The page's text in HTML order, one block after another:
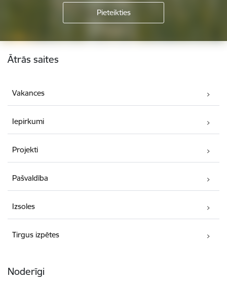
Kājene
Ātrās saites
Vakances
Iepirkumi
Projekti
Pašvaldība
Izsoles
Tirgus izpētes
Noderīgi